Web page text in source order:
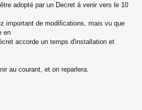
adopté par un Decret à venir vers le 10
important de modifications, mais vu que
en
accorde un temps d'installation et
au courant, et on reparlera.